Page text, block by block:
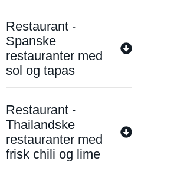
Restaurant -
Spanske
restauranter med
sol og tapas
Restaurant -
Thailandske
restauranter med
frisk chili og lime